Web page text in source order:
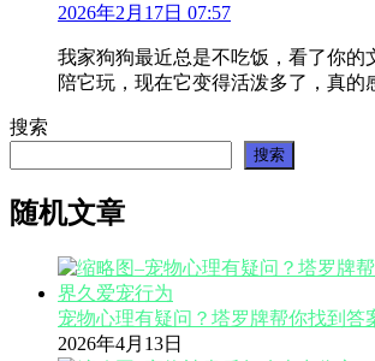
2026年2月17日 07:57
我家狗狗最近总是不吃饭，看了你的
陪它玩，现在它变得活泼多了，真的
搜索
搜索
随机文章
宠物心理有疑问？塔罗牌帮你找到答
2026年4月13日